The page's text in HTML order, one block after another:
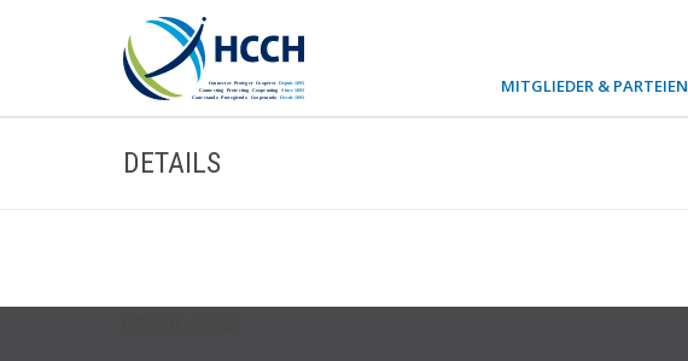
MITGLIEDER & PARTEIEN
DETAILS